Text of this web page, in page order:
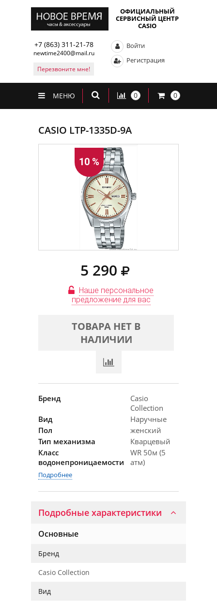
ОФИЦИАЛЬНЫЙ
СЕРВИСНЫЙ ЦЕНТР
CASIO
+7 (863) 311-21-78
newtime2400@mail.ru
Перезвоните мне!
Войти
Регистрация
МЕНЮ 0 0
CASIO LTP-1335D-9A
10 %
5 290
Наше персональное
предложение для вас
ТОВАРА НЕТ В
НАЛИЧИИ
Бренд
Casio
Collection
Вид
Наручные
Пол
женский
Тип механизма
Кварцевый
Класс
водонепроницаемости
WR 50м (5
атм)
Подробнее
Подробные характеристики
Основные
Бренд
Casio Collection
Вид